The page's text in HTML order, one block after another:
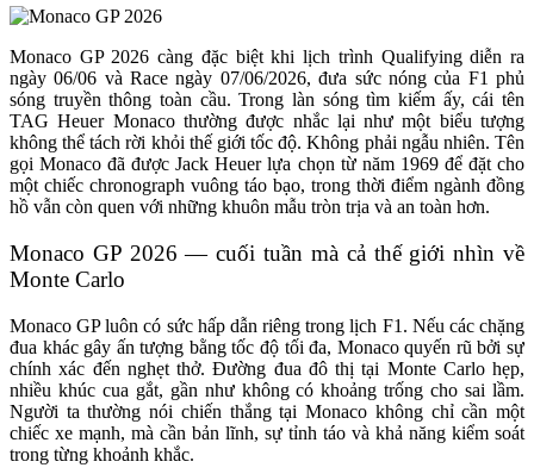
Monaco GP 2026 càng đặc biệt khi lịch trình Qualifying diễn ra
ngày 06/06 và Race ngày 07/06/2026, đưa sức nóng của F1 phủ
sóng truyền thông toàn cầu. Trong làn sóng tìm kiếm ấy, cái tên
TAG Heuer Monaco thường được nhắc lại như một biểu tượng
không thể tách rời khỏi thế giới tốc độ. Không phải ngẫu nhiên. Tên
gọi Monaco đã được Jack Heuer lựa chọn từ năm 1969 để đặt cho
một chiếc chronograph vuông táo bạo, trong thời điểm ngành đồng
hồ vẫn còn quen với những khuôn mẫu tròn trịa và an toàn hơn.
Monaco GP 2026 — cuối tuần mà cả thế giới nhìn về
Monte Carlo
Monaco GP luôn có sức hấp dẫn riêng trong lịch F1. Nếu các chặng
đua khác gây ấn tượng bằng tốc độ tối đa, Monaco quyến rũ bởi sự
chính xác đến nghẹt thở. Đường đua đô thị tại Monte Carlo hẹp,
nhiều khúc cua gắt, gần như không có khoảng trống cho sai lầm.
Người ta thường nói chiến thắng tại Monaco không chỉ cần một
chiếc xe mạnh, mà cần bản lĩnh, sự tỉnh táo và khả năng kiểm soát
trong từng khoảnh khắc.